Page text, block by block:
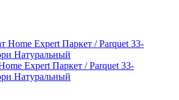
Expert Паркет / Parquet 33-
Натуральный